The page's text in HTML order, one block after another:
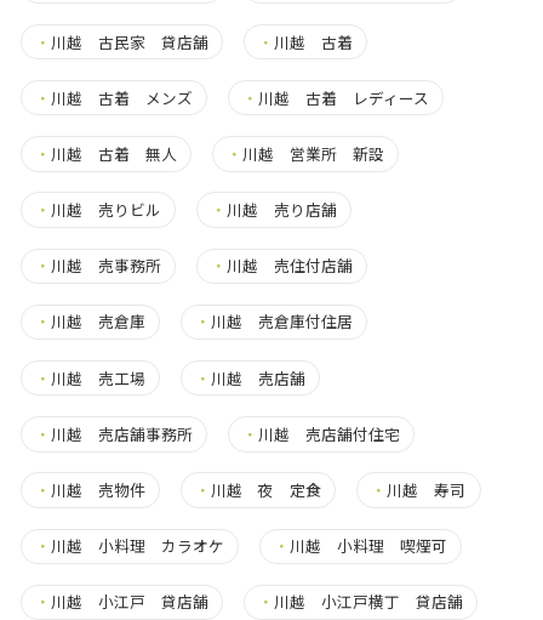
・ 川越 古民家 貸店舗 ・ 川越 古着
・ 川越 古着 メンズ ・ 川越 古着 レディース
・ 川越 古着 無人 ・ 川越 営業所 新設
・ 川越 売りビル ・ 川越 売り店舗
・ 川越 売事務所 ・ 川越 売住付店舗
・ 川越 売倉庫 ・ 川越 売倉庫付住居
・ 川越 売工場 ・ 川越 売店舗
・ 川越 売店舗事務所 ・ 川越 売店舗付住宅
・ 川越 売物件 ・ 川越 夜 定食 ・ 川越 寿司
・ 川越 小料理 カラオケ ・ 川越 小料理 喫煙可
・ 川越 小江戸 貸店舗 ・ 川越 小江戸横丁 貸店舗